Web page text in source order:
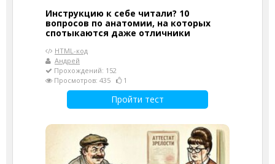
Инструкцию к себе читали? 10
вопросов по анатомии, на которых
спотыкаются даже отличники
HTML-код
Андрей
Прохождений: 152
Просмотров: 435
1
Пройти тест